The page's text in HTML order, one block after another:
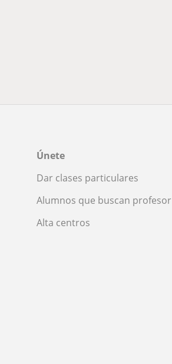
Únete
Dar clases particulares
Alumnos que buscan profesor
Alta centros